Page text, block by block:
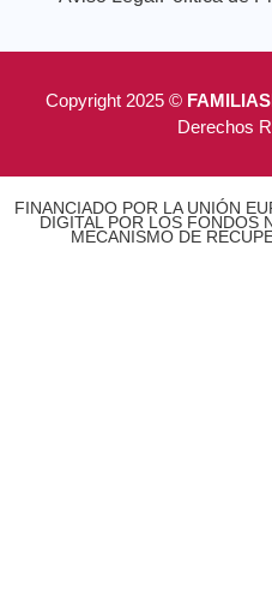
Copyright 2025 ©
Derechos
FINANCIADO POR LA UNIÓN
DIGITAL POR LOS FONDOS
MECANISMO DE